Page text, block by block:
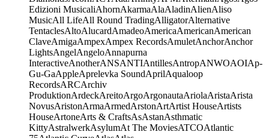
Edizioni MusicaliAhornAkarmaAlaAladinAlienAliso
MusicAll LifeAll Round TradingAlligatorAlternative
TentaclesAltoAlucardAmadeoAmericaAmericanAmerican
ClaveAmigaAmpexAmpex RecordsAmuletAnchorAnchor
LightsAngelAngeloAnnapurna
InteractiveAnotherANSANTIAntillesAntropANWOAOIAp-
Gu-GaAppleAprelevka SoundAprilAqualoop
RecordsARCArchiv
ProduktionArdeckAreitoArgoArgonautaAriolaAristaArista
NovusAristonArmaArmedArstonArtArtist HouseArtists
HouseArtoneArts & CraftsAsAstanAsthmatic
KittyAstralwerkAsylumAt The MoviesATCOAtlantic